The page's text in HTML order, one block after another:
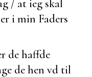
/ at ieg skal
i min Faders
de haffde
de hen vd til